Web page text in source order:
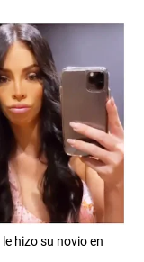
hizo su novio en